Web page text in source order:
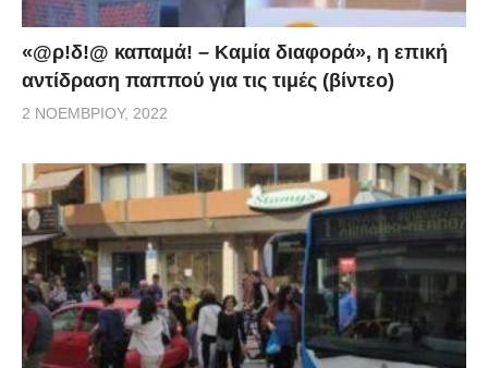
«@ρ!δ!@ καπαμά! – Καμία διαφορά», η επική
αντίδραση παππού για τις τιμές (βίντεο)
2 ΝΟΕΜΒΡΊΟΥ, 2022